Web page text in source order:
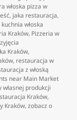
włoska pizza w
, jaka restauracja,
kuchnia włoska
Kraków, Pizzeria w
Kraków,
, restauracja w
z włoską
near Main Market
własnej produkcji
Kraków,
Kraków,zobacz o